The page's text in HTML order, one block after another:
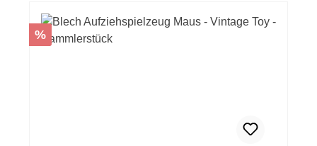
Rabatt
%